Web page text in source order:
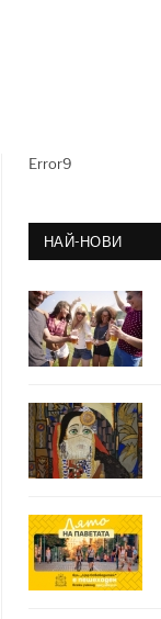
Error9
НАЙ-НОВИ